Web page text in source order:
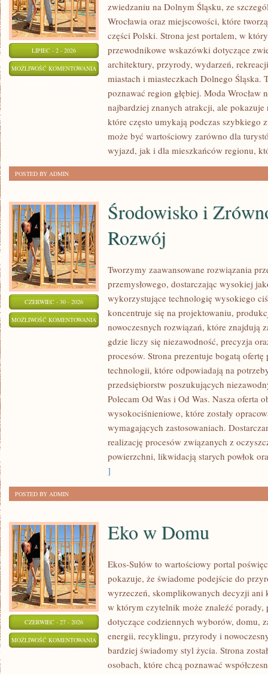
LIPIEC - 2 - 2026
MOŻLIWOŚĆ KOMENTOWANIA LUBIN
zwiedzaniu na Dolnym Śląsku, ze
Wrocławia oraz miejscowości, które
części Polski. Strona jest portalem, w
przewodnikowe wskazówki dotyczące
architektury, przyrody, wydarzeń,
miastach i miasteczkach Dolnego Śląska.
poznawać region głębiej. Moda Wrocław
najbardziej znanych atrakcji, ale
które często umykają podczas szybkiego
może być wartościowy zarówno dla
wyjazd, jak i dla mieszkańców regionu,
POSTED BY ADMIN
CZERWIEC - 30 - 2026
MOŻLIWOŚĆ KOMENTOWANIA
ZRÓWNOWAŻONY
Środowisko i
Rozwój
Tworzymy zaawansowane rozwiązania
przemysłowego, dostarczając wysokiej
wykorzystujące technologię wysokiego
koncentruje się na projektowaniu,
nowoczesnych rozwiązań, które znajdują
gdzie liczy się niezawodność, precyzja
procesów. Strona prezentuje bogatą ofertę
technologii, które odpowiadają na
przedsiębiorstw poszukujących
Polecam Od Was i Od Was. Nasza oferta
wysokociśnieniowe, które zostały
wymagających zastosowaniach.
realizację procesów związanych z
powierzchni, likwidacją starych powłok
]
POSTED BY ADMIN
CZERWIEC - 27 - 2026
MOŻLIWOŚĆ KOMENTOWANIA
DOMU
Eko w Domu
Ekos-Sułów to wartościowy portal
pokazuje, że świadome podejście do
wyrzeczeń, skomplikowanych decyzji ani
w którym czytelnik może znaleźć porady,
dotyczące codziennych wyborów, domu,
energii, recyklingu, przyrody i
bardziej świadomy styl życia. Strona
osobach, które chcą poznawać